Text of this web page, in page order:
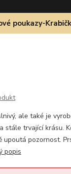
poukazy-
ale také je
stále trvající krásu.
upoutá pozornost.
popis